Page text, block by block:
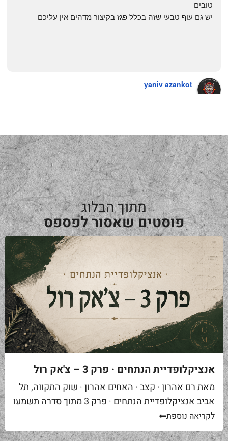
yaniv azankot
טובים
יש גם עוף טבעי שזה בכלל פגז בקיצור מדהים אין עליכם
מתוך הבלוג
פוסטים שאסור לפספס
אנציקלופדיית הנתחים · פרק 3 – צ'אק רול
מאת רם אהרון · קצב · האחים אהרון · שוק התקווה, תל
אביב אנציקלופדיית הנתחים · פרק 3 מתוך סדרה תשמעו
סיפור. אתם באים לאחת ממסעדות הבשר הטובות...
לקריאה נוספת